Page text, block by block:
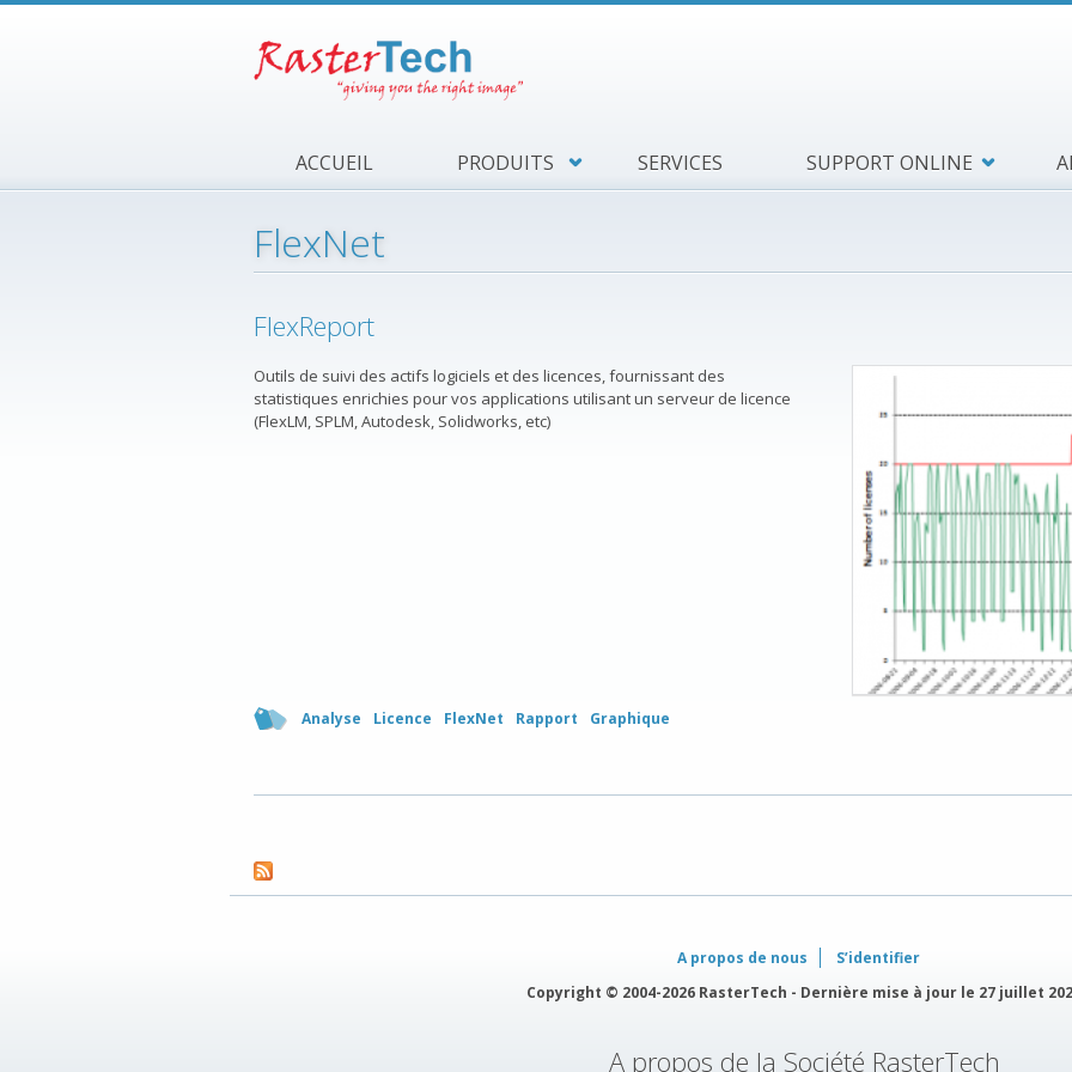
ACCUEIL PRODUITS SERVICES SUPPORT ONLINE
FlexNet
FlexReport
Outils de suivi des actifs logiciels et des licences, fournissant des
statistiques enrichies pour vos applications utilisant un serveur de licence
(FlexLM, SPLM, Autodesk, Solidworks, etc)
Analyse Licence FlexNet Rapport Graphique
A propos de nous
S’identifier
Copyright © 2004-2026 RasterTech - Dernière mise à jour le 27 juillet
A propos de la Société RasterTech